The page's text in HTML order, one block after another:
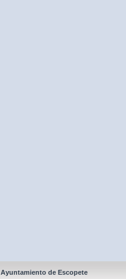
Ayuntamiento de Escopete